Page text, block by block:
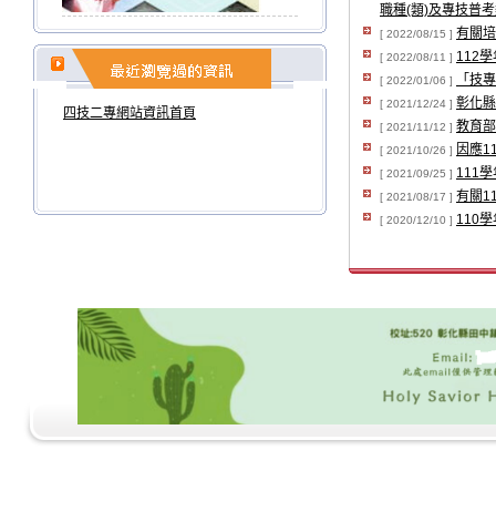
四技二專網站資訊首頁
職種(類)及專技普
[ 2022/08/15 ] 有關
[ 2022/08/11 ] 112學
[ 2022/01/06 ] 「技
[ 2021/12/24 ] 彰化
[ 2021/11/12 ] 教育
[ 2021/10/26 ] 因應
[ 2021/09/25 ] 111學
[ 2021/08/17 ] 有關
[ 2020/12/10 ] 110學